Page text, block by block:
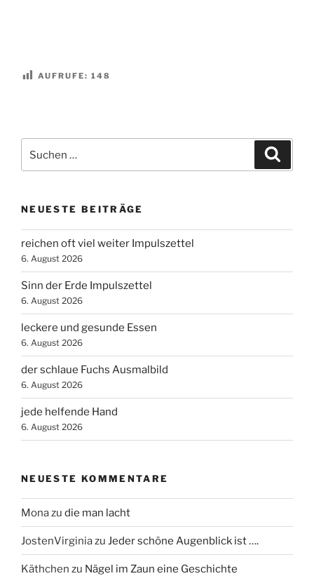
AUFRUFE: 148
nach:
NEUESTE BEITRÄGE
reichen oft viel weiter Impulszettel
6. August 2026
Sinn der Erde Impulszettel
6. August 2026
leckere und gesunde Essen
6. August 2026
der schlaue Fuchs Ausmalbild
6. August 2026
jede helfende Hand
6. August 2026
NEUESTE KOMMENTARE
Monazu die man lacht
JostenVirginiazu Jeder schöne Augenblick ist ….
Käthchen zu Nägel im Zaun eine Geschichte